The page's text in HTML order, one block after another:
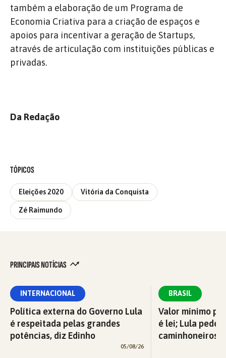
também a elaboração de um Programa de
Economia Criativa para a criação de espaços e
apoios para incentivar a geração de Startups,
através de articulação com instituições públicas e
privadas.
Da Redação
TÓPICOS
Eleições 2020 Vitória da Conquista
Zé Raimundo
PRINCIPAIS NOTÍCIAS
INTERNACIONAL
Política externa do Governo Lula
é respeitada pelas grandes
potências, diz Edinho
05/08/26
BRASIL
Valor mínimo
é lei; Lula pede
caminhoneiros